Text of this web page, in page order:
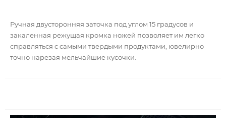
Ручная двусторонняя заточка под углом 15 градусов и
закаленная режущая кромка ножей позволяет им легко
справляться с самыми твердыми продуктами, ювелирно
точно нарезая мельчайшие кусочки.